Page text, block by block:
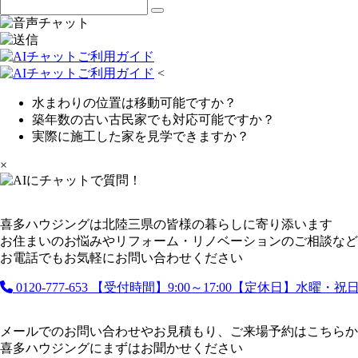
<
水まわりの位置は移動可能ですか？
築年数の古い古民家でも対応可能ですか？
実際に施工した家を見学できますか？
×
喜多ハウジングは北陸三県の皆様の暮らしに寄り添います
お住まいのお悩みやリフォーム・リノベーションのご相談など
お電話でもお気軽にお問い合わせください
0120-777-653 【受付時間】9:00～17:00【定休日】水曜・祝
メールでのお問い合わせやお見積もり、ご来場予約はこちら
喜多ハウジングにまずはお聞かせください